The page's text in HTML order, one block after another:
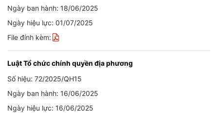
Ngày ban hành: 18/06/2025
Ngày hiệu lực: 01/07/2025
File đính kèm:
Luật Tổ chức chính quyền địa phương
Số hiệu: 72/2025/QH15
Ngày ban hành: 16/06/2025
Ngày hiệu lực: 16/06/2025